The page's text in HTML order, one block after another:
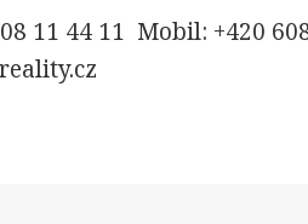
11 44 11 Mobil: +420